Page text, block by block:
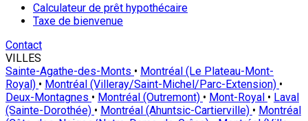
Calculateur de prêt hypothécaire
Taxe de bienvenue
Contact
VILLES
Sainte-Agathe-des-Monts • Montréal (Le Plateau-Mont-
Royal) • Montréal (Villeray/Saint-Michel/Parc-Extension) •
Deux-Montagnes • Montréal (Outremont) • Mont-Royal • Laval
(Sainte-Dorothée) • Montréal (Ahuntsic-Cartierville) • Montréal